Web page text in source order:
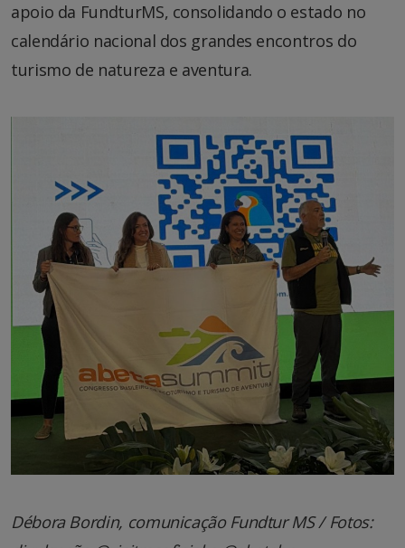
apoio da FundturMS, consolidando o estado no
calendário nacional dos grandes encontros do
turismo de natureza e aventura.
Débora Bordin, comunicação Fundtur MS / Fotos: